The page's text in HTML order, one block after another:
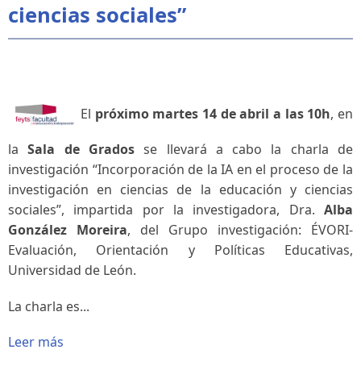
ciencias sociales”
El próximo martes 14 de abril a las 10h, en
laSala de Gradosse llevará a cabo la charla de
investigación “Incorporación de la IA en el proceso de la
investigación en ciencias de la educación y ciencias
sociales”, impartida por la investigadora, Dra. Alba
González Moreira, del Grupo investigación: ÉVORI-
Evaluación, Orientación y Políticas Educativas,
Universidad de León.
La charla es...
Leer más